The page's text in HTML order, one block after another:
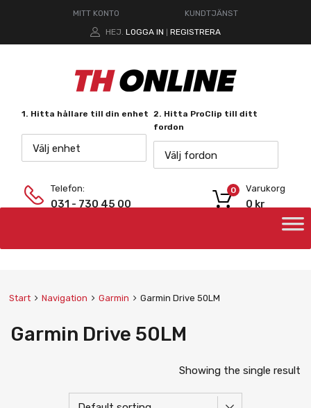
MITT KONTO
KUNDTJÄNST
HEJ. LOGGA IN REGISTRERA
1. Hitta hållare till din enhet
Välj enhet
2. Hitta ProClip till ditt
fordon
Välj fordon
Telefon:
031 - 730 45 00
Varukorg
0 kr
0
Start Navigation Garmin Garmin Drive 50LM
Garmin Drive 50LM
Showing the single result